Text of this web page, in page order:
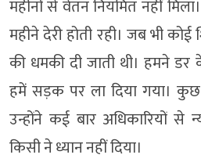
महीनों से वेतन नियमित नहीं
महीने देरी होती रही। जब भी
की धमकी दी जाती थी। हमने
हमें सड़क पर ला दिया गया। कुछ
उन्होंने कई बार अधिकारियों से
किसी ने ध्यान नहीं दिया।